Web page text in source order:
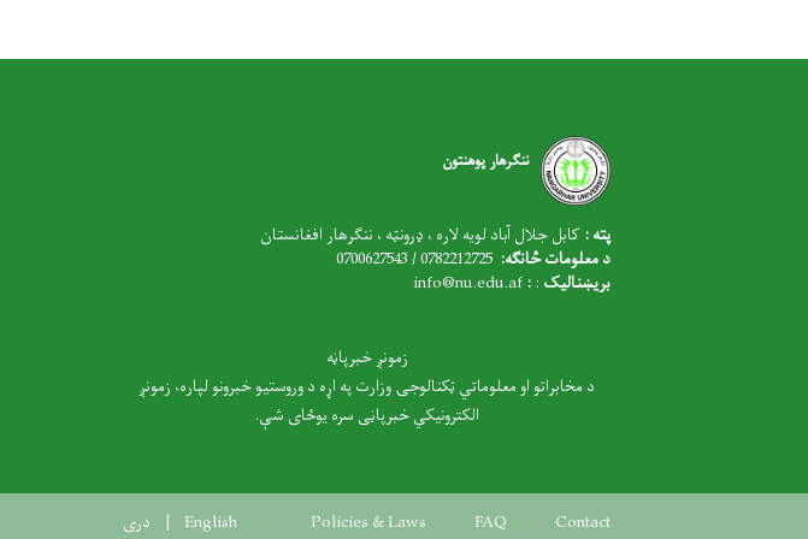
ننګرهار پوهنتون
پته : کابل جلال آباد لویه لاره ، ډرونټه ، ننګرهار افغانستان
د معلومات څانګه:
بریښنالیک :
:
info@nu.edu.af
زمونږ خبرپاڼه
د مخابراتو او معلوماتي ټکنالوجۍ وزارت په اړه د وروستیو خبرونو لپاره، زمونږ
الکترونیکي خبرپاڼی سره یوځای شې.
Footer menu
Contact
FAQ
Policies & Laws
English دری